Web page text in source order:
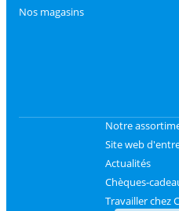
Nos magasins
Notre
Site web
Actualités
Chèques-
Travailler chez